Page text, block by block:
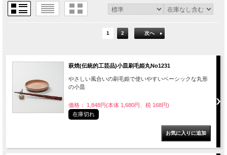
1 2 次へ
萩焼(伝統的工芸品)小皿刷毛姫丸No1231
やさしい風合いの刷毛姫で使いやすいベーシックな丸形
の小皿
価格： 1,848円(本体 1,680円、税 168円)
在庫切れ